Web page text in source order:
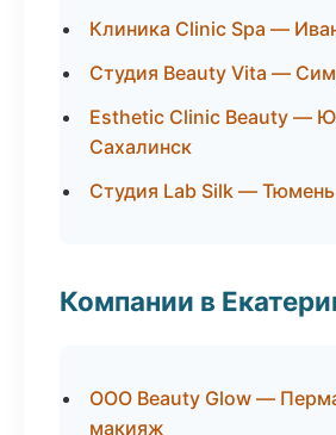
Клиника Clinic Spa —
Студия Beauty Vita —
Esthetic Clinic Beauty —
Сахалинск
Студия Lab Silk — Тюмень
Компании в
ООО Beauty Glow —
макияж